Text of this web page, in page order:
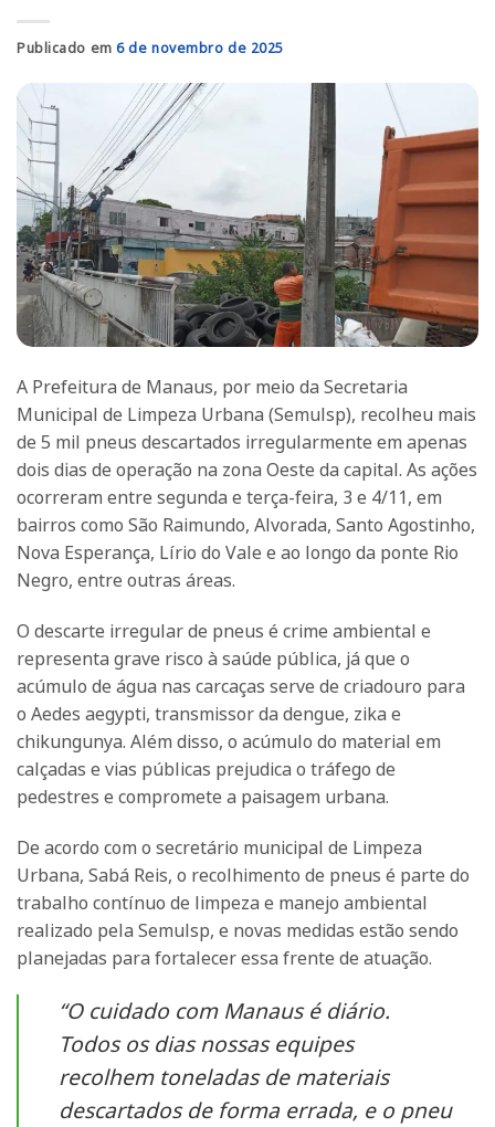
Publicado em6 de novembro de 2025
A Prefeitura de Manaus, por meio da Secretaria
Municipal de Limpeza Urbana (Semulsp), recolheu mais
de 5 mil pneus descartados irregularmente em apenas
dois dias de operação na zona Oeste da capital. As ações
ocorreram entre segunda e terça-feira, 3 e 4/11, em
bairros como São Raimundo, Alvorada, Santo Agostinho,
Nova Esperança, Lírio do Vale e ao longo da ponte Rio
Negro, entre outras áreas.
O descarte irregular de pneus é crime ambiental e
representa grave risco à saúde pública, já que o
acúmulo de água nas carcaças serve de criadouro para
o Aedes aegypti, transmissor da dengue, zika e
chikungunya. Além disso, o acúmulo do material em
calçadas e vias públicas prejudica o tráfego de
pedestres e compromete a paisagem urbana.
De acordo com o secretário municipal de Limpeza
Urbana, Sabá Reis, o recolhimento de pneus é parte do
trabalho contínuo de limpeza e manejo ambiental
realizado pela Semulsp, e novas medidas estão sendo
planejadas para fortalecer essa frente de atuação.
“O cuidado com Manaus é diário.
Todos os dias nossas equipes
recolhem toneladas de materiais
descartados de forma errada, e o pneu